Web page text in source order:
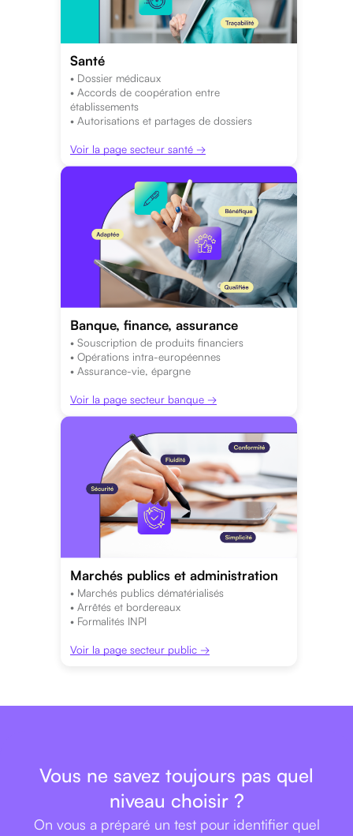
Santé
• Dossier médicaux
• Accords de coopération entre
établissements
• Autorisations et partages de dossiers
Voir la page secteur santé →
Banque, finance, assurance
• Souscription de produits financiers
• Opérations intra-européennes
• Assurance-vie, épargne
Voir la page secteur banque →
Marchés publics et administration
• Marchés publics dématérialisés
• Arrêtés et bordereaux
• Formalités INPI
Voir la page secteur public →
Vous ne savez toujours pas quel
niveau choisir ?
On vous a préparé un test pour identifier quel